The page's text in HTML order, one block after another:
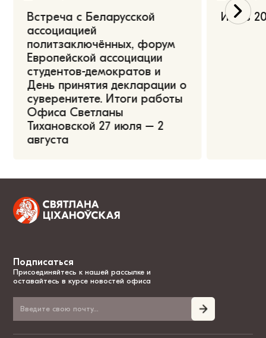
Встреча с Беларусской
ассоциацией
политзаключённых, форум
Европейской ассоциации
студентов-демократов и
День принятия декларации о
суверенитете. Итоги работы
Офиса Светланы
Тихановской 27 июля – 2
августа
Июль
Подписаться
Присоединяйтесь к нашей рассылке и
оставайтесь в курсе новостей офиса